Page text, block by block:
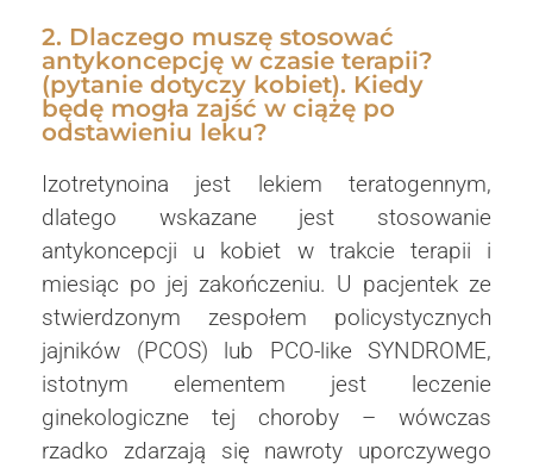
2. Dlaczego muszę stosować
antykoncepcję w czasie terapii?
(pytanie dotyczy kobiet). Kiedy
będę mogła zajść w ciążę po
odstawieniu leku?
Izotretynoina jest lekiem teratogennym,
dlatego wskazane jest stosowanie
antykoncepcji u kobiet w trakcie terapii i
miesiąc po jej zakończeniu. U pacjentek ze
stwierdzonym zespołem policystycznych
jajników (PCOS) lub PCO-like SYNDROME,
istotnym elementem jest leczenie
ginekologiczne tej choroby – wówczas
rzadko zdarzają się nawroty uporczywego